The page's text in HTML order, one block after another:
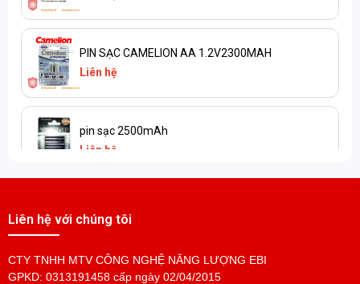
PIN SẠC CAMELION AA 1.2V2300MAH
Liên hệ
pin sạc 2500mAh
Liên hệ
Liên hệ với chúng tôi
CTY TNHH MTV CÔNG NGHỆ NĂNG LƯỢNG EBI
GPKD: 0313191458 cấp ngày 02/04/2015